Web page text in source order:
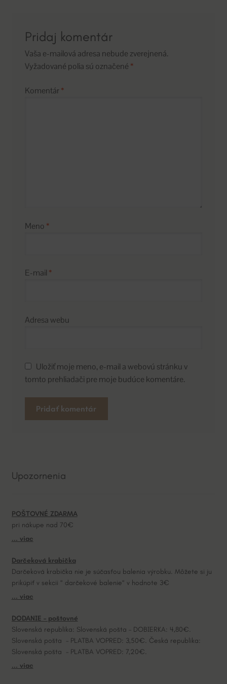
Pridaj komentár
Vaša e-mailová adresa nebude zverejnená.
Vyžadované polia sú označené *
Komentár*
Meno *
E-mail *
Adresa webu
Uložiť moje meno, e-mail a webovú stránku v
tomto prehliadači pre moje budúce komentáre.
r
t
i
v
:
Upozornenia
POŠTOVNÉ ZDARMA
pri nákupe nad 70€
... viac
Darčeková krabička
Darčeková krabička nie je súčasťou balenia výrobku. Môžete si ju
prikúpiť v sekcii “ darčekové balenie“ v hodnote 3€
... viac
DODANIE – poštovné
Slovenská republika: Slovenská pošta – DOBIERKA: 4,80€.
Slovenská pošta – PLATBA VOPRED: 3,50€. Česká republika:
Slovenská pošta – PLATBA VOPRED: 7,20€.
... viac